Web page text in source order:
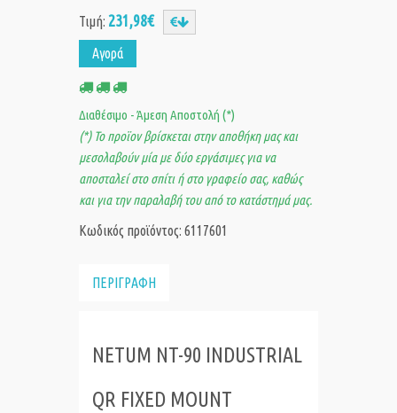
Τιμή: 231,98€
Αγορά
Διαθέσιμο - Άμεση Αποστολή (*)
(*) Το προϊον βρίσκεται στην αποθήκη μας και
μεσολαβούν μία με δύο εργάσιμες για να
αποσταλεί στο σπίτι ή στο γραφείο σας, καθώς
και για την παραλαβή του από το κατάστημά μας.
Κωδικός προϊόντος: 6117601
ΠΕΡΙΓΡΑΦΗ
NETUM NT-90 INDUSTRIAL
QR FIXED MOUNT